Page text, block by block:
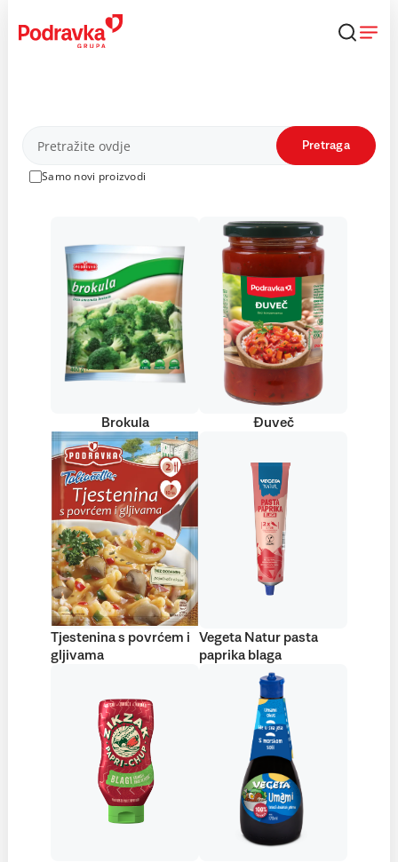
content
Proizvodi
Samo novi proizvodi
Pretraga
Brokula Đuveč
Tjestenina s povrćem i
gljivama
Vegeta Natur pasta
paprika blaga